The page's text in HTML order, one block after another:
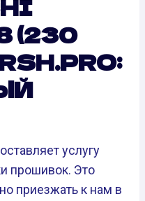
(230
услугу
прошивок. Это
приезжать к нам в